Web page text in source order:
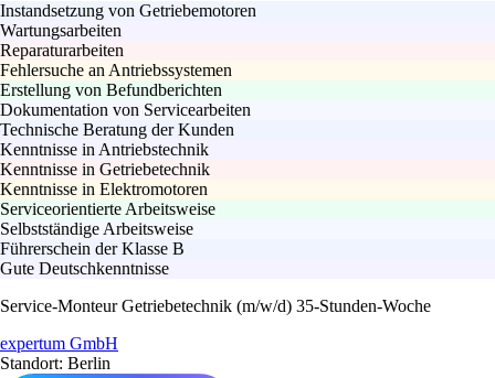
Instandsetzung von Getriebemotoren
Wartungsarbeiten
Reparaturarbeiten
Fehlersuche an Antriebssystemen
Erstellung von Befundberichten
Dokumentation von Servicearbeiten
Technische Beratung der Kunden
Kenntnisse in Antriebstechnik
Kenntnisse in Getriebetechnik
Kenntnisse in Elektromotoren
Serviceorientierte Arbeitsweise
Selbstständige Arbeitsweise
Führerschein der Klasse B
Gute Deutschkenntnisse
Service-Monteur Getriebetechnik (m/w/d) 35-Stunden-Woche
expertum GmbH
Standort: Berlin